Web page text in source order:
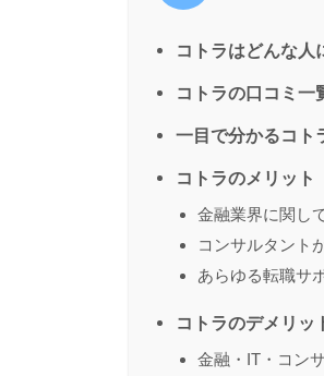
コトラはどんな人
コトラの口コミ一
一目で分かるコト
コトラのメリット
金融業界に関し
コンサルタント
あらゆる転職サ
コトラのデメリッ
金融・IT・コン